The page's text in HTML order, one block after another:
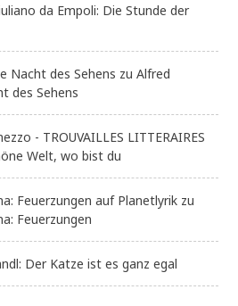
da Empoli: Die Stunde der
Nacht des Sehens zuAlfred
des Sehens
- TROUVAILLES LITTERAIRES
Welt, wo bist du
Feuerzungen auf Planetlyrik zu
Feuerzungen
Der Katze ist es ganz egal